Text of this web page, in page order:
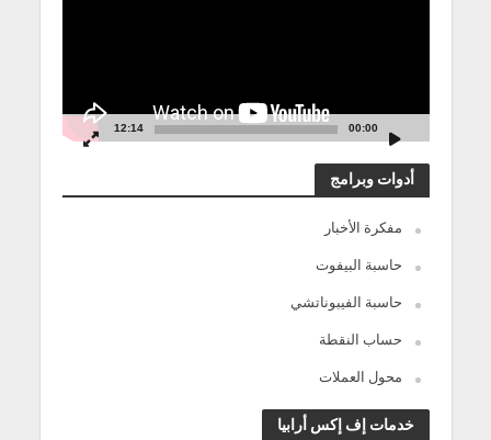
00:00
12:14
أدوات وبرامج
مفكرة الأخبار
حاسبة البيفوت
حاسبة الفيبوناتشي
حساب النقطة
محول العملات
خدمات إف إكس أرابيا